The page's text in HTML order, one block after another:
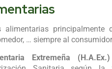
alimentarias principalmente
… siempre al
Extremeña (H.A.Ex.)